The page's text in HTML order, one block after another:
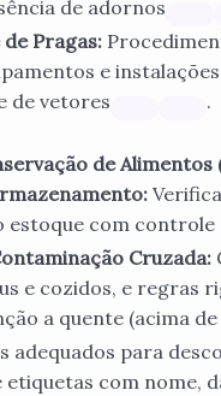
de adornos
Pragas:
e
de vetores
.
de Alimentos
estoque com
Cruzada:
e cozidos, e regras
a quente (acima de
adequados para
com nome,